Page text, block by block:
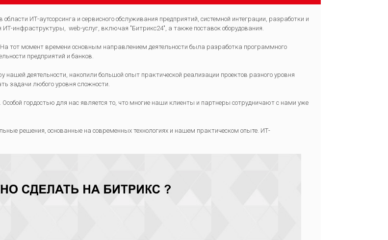
ИТ-аутсорсинга и сервисного обслуживания предприятий, системной интеграции, разработки и
инфраструктуры, web-услуг, включая "Битрикс24", а также поставок оборудования.
тот момент времени основным направлением деятельности была разработка программного
предприятий и банков.
деятельности, накопили большой опыт практической реализации проектов разного уровня
задачи любого уровня сложности.
гордостью для нас является то, что многие наши клиенты и партнеры сотрудничают с нами уже
решения, основанные на современных технологиях и нашем практическом опыте. ИТ-